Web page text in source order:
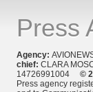
Press
Agency:
chief: CLARA
14726991004 ©
Press agency